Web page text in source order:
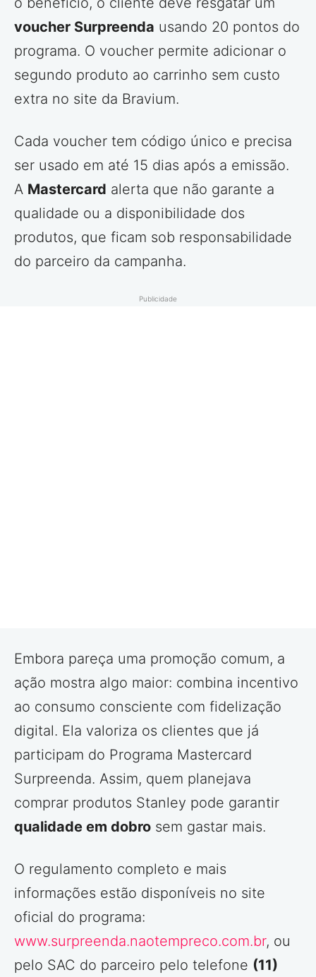
voucher Surpreenda usando 20 pontos do
programa. O voucher permite adicionar o
segundo produto ao carrinho sem custo
extra no site da Bravium.
Cada voucher tem código único e precisa
ser usado em até 15 dias após a emissão.
A Mastercard alerta que não garante a
qualidade ou a disponibilidade dos
produtos, que ficam sob responsabilidade
do parceiro da campanha.
Publicidade
Embora pareça uma promoção comum, a
ação mostra algo maior: combina incentivo
ao consumo consciente com fidelização
digital. Ela valoriza os clientes que já
participam do Programa Mastercard
Surpreenda. Assim, quem planejava
comprar produtos Stanley pode garantir
qualidade em dobro sem gastar mais.
O regulamento completo e mais
informações estão disponíveis no site
oficial do programa:
www.surpreenda.naotempreco.com.br, ou
pelo SAC do parceiro pelo telefone (11)